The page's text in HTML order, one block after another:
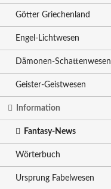
Götter Griechenland
Engel-Lichtwesen
Dämonen-Schattenwesen
Geister-Geistwesen
Information
Fantasy-News
Wörterbuch
Ursprung Fabelwesen